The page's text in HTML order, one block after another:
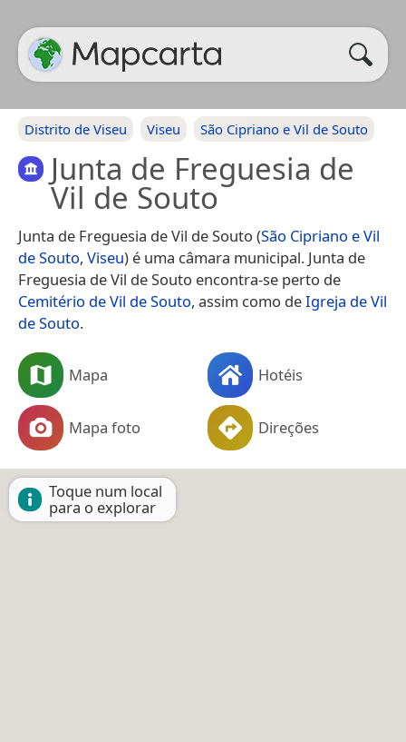
Distrito de Viseu Viseu São Cipriano e Vil de Souto
Junta de Freguesia de
Vil de Souto
Junta de Freguesia de Vil de Souto (São Cipriano e Vil
de Souto, Viseu) é uma câmara municipal. Junta de
Freguesia de Vil de Souto encontra-se perto de
Cemitério de Vil de Souto, assim como deIgreja de Vil
de Souto.
Mapa Hotéis
Mapa foto Direções
Toque num local
para o explorar